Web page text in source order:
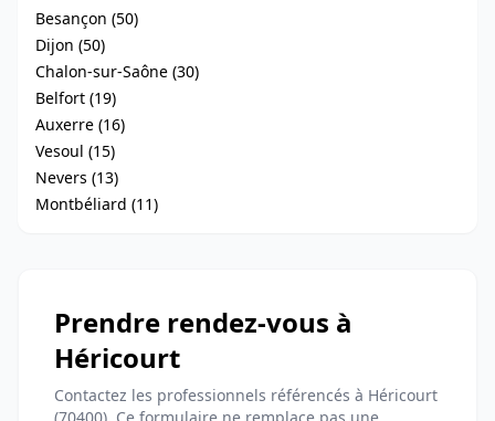
Besançon (50)
Dijon (50)
Chalon-sur-Saône (30)
Belfort (19)
Auxerre (16)
Vesoul (15)
Nevers (13)
Montbéliard (11)
Prendre rendez-vous à
Héricourt
Contactez les professionnels référencés à Héricourt